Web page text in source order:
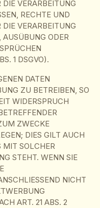
VERARBEITUNG
RECHTE UND
DIE VERARBEITUNG
ODER
1 DSGVO).
DATEN
ZU BETREIBEN, SO
WIDERSPRUCH
ZWECKE
DIES GILT AUCH
MIT SOLCHER
STEHT. WENN SIE
NICHT
ART. 21 ABS. 2